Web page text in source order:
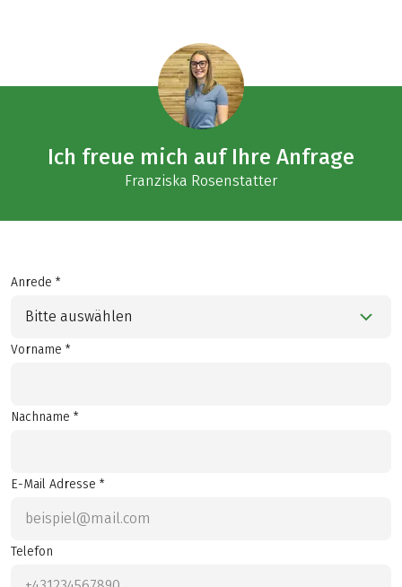
Ich freue mich auf Ihre Anfrage
Franziska Rosenstatter
Anrede *
Bitte auswählen
Vorname *
Nachname *
E-Mail Adresse *
Telefon